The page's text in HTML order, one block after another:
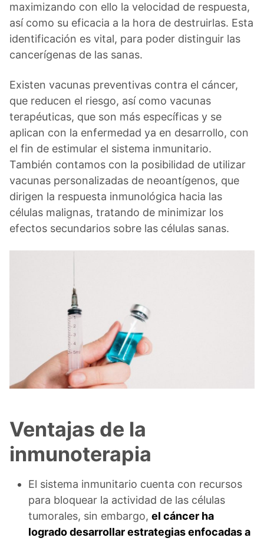
maximizando con ello la velocidad de respuesta,
así como su eficacia a la hora de destruirlas. Esta
identificación es vital, para poder distinguir las
cancerígenas de las sanas.
Existen vacunas preventivas contra el cáncer,
que reducen el riesgo, así como vacunas
terapéuticas, que son más específicas y se
aplican con la enfermedad ya en desarrollo, con
el fin de estimular el sistema inmunitario.
También contamos con la posibilidad de utilizar
vacunas personalizadas de neoantígenos, que
dirigen la respuesta inmunológica hacia las
células malignas, tratando de minimizar los
efectos secundarios sobre las células sanas.
Ventajas de la
inmunoterapia
El sistema inmunitario cuenta con recursos
para bloquear la actividad de las células
tumorales, sin embargo, el cáncer ha
logrado desarrollar estrategias enfocadas a